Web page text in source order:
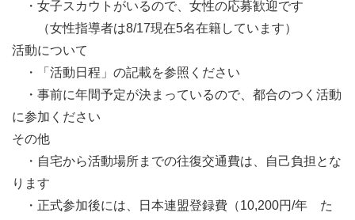
・女子スカウトがいるので、女性の応募歓迎です
（女性指導者は8/17現在5名在籍しています）
活動について
・「活動日程」の記載を参照ください
・事前に年間予定が決まっているので、都合のつく活動
に参加ください
その他
・自宅から活動場所までの往復交通費は、自己負担とな
ります
・正式参加後には、日本連盟登録費（10,200円/年 た